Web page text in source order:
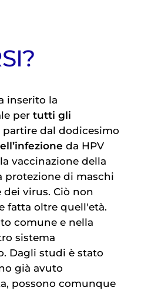
inserito la
per tutti gli
partire dal dodicesimo
da HPV
vaccinazione della
protezione di maschi
virus. Ciò non
fatta oltre quell'età.
comune e nella
sistema
Dagli studi è stato
già avuto
possono comunque